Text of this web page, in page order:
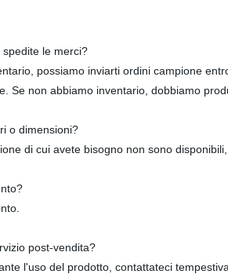
le merci?
possiamo inviarti ordini campione
Se non abbiamo inventario, dobbiamo
o dimensioni?
di cui avete bisogno non sono
post-vendita?
l'uso del prodotto, contattateci